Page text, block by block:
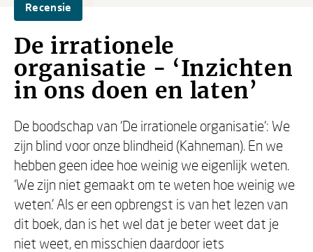
Recensie
De irrationele
organisatie - ‘Inzichten
in ons doen en laten’
De boodschap van ‘De irrationele organisatie’: We
zijn blind voor onze blindheid (Kahneman). En we
hebben geen idee hoe weinig we eigenlijk weten.
‘We zijn niet gemaakt om te weten hoe weinig we
weten.’ Als er een opbrengst is van het lezen van
dit boek, dan is het wel dat je beter weet dat je
niet weet, en misschien daardoor iets